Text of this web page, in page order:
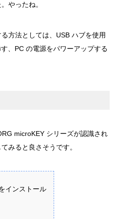
やったね。
方法としては、USB ハブを使用
、PC の電源をパワーアップする
microKEY シリーズが認識され
みると良さそうです。
インストール